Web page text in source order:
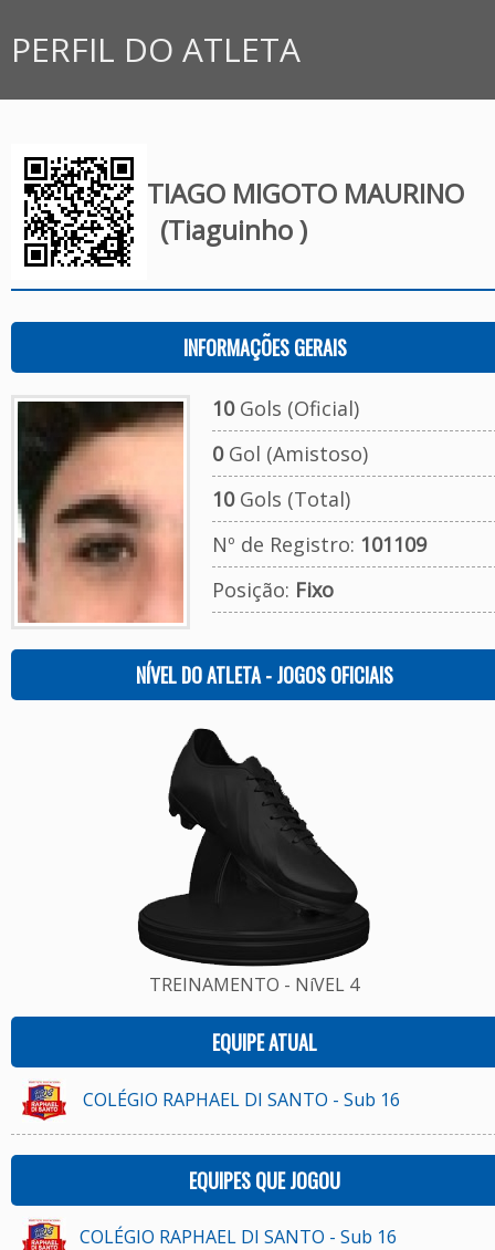
PERFIL DO ATLETA
TIAGO MIGOTO MAURINO
(Tiaguinho )
INFORMAÇÕES GERAIS
10Gols (Oficial)
0Gol (Amistoso)
10Gols (Total)
Nº de Registro: 101109
Posição: Fixo
NÍVEL DO ATLETA - JOGOS OFICIAIS
TREINAMENTO - NíVEL 4
EQUIPE ATUAL
COLÉGIO RAPHAEL DI SANTO - Sub 16
EQUIPES QUE JOGOU
COLÉGIO RAPHAEL DI SANTO - Sub 16